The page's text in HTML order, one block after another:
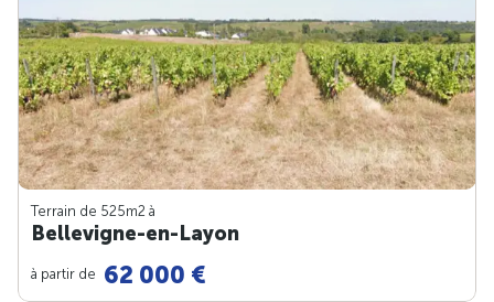
Terrain de 525m2 à
Bellevigne-en-Layon
à partir de 62 000 €